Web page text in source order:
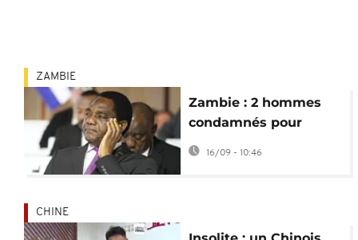
ZAMBIE
Zambie : 2 hommes
condamnés pour
sorcellerie contre
Haikande Hichilema
16/09 - 10:46
CHINE